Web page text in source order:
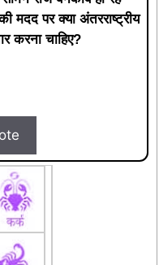
मदद पर क्या अंतरराष्ट्रीय
करना चाहिए?